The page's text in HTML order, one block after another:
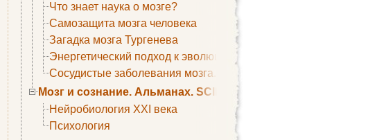
Что знает наука о мозге?
Самозащита мозга человека
Загадка мозга Тургенева
Энергетический подход к эволюции мозга
Сосудистые заболевания мозга. Все может начаться с
Мозг и сознание. Альманах. SCIENTIFIC AMERICAN
Нейробиология XXI века
Психология